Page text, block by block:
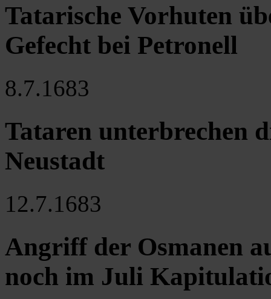
Tatarische Vorhuten
Gefecht bei Petronell
8.7.1683
Tataren unterbrechen
Neustadt
12.7.1683
Angriff der Osmanen
noch im Juli